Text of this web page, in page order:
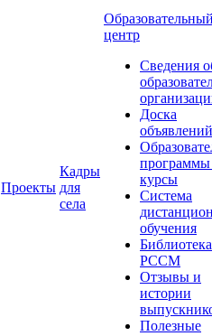
Проекты
Кадры
для
села
центр
Сведения
Доска
объявлений
курсы
Система
обучения
Библиотека
РССМ
Отзывы и
истории
Полезные